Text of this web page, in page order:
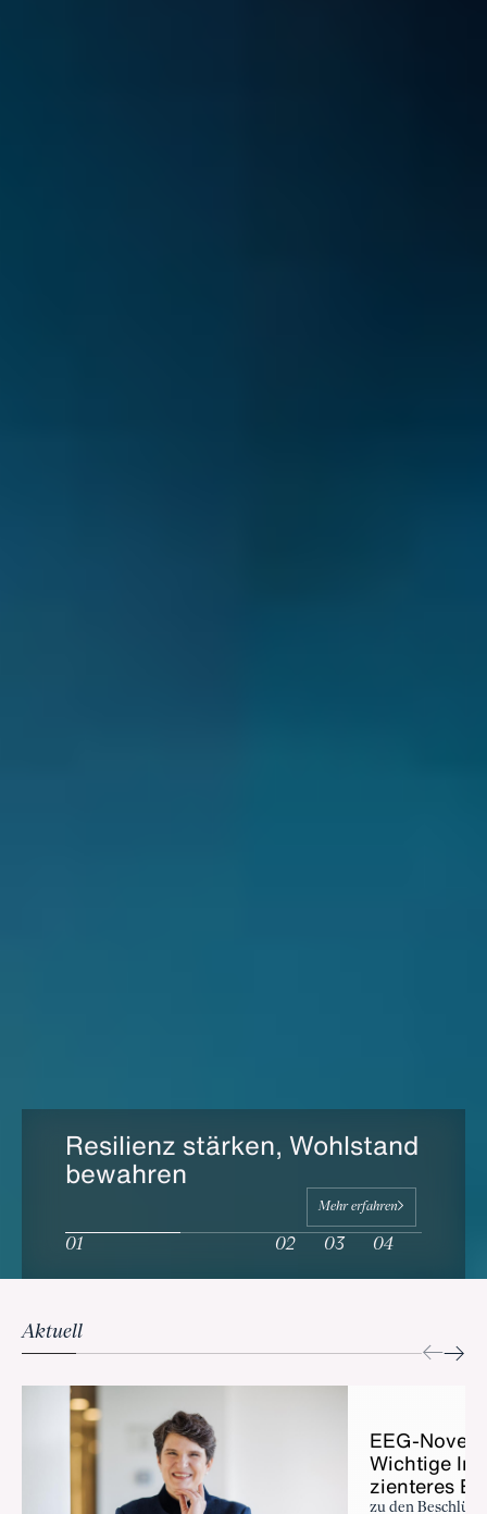
Resilienz stärken, Wohlstand
bewahren
Mehr erfahren
Aktuell
EEG-
Wich­ti­ge
zi­en­te­res
zu den